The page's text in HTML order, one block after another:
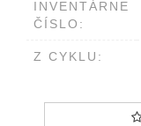
INVENTÁRNE
ČÍSLO:
Z CYKLU: